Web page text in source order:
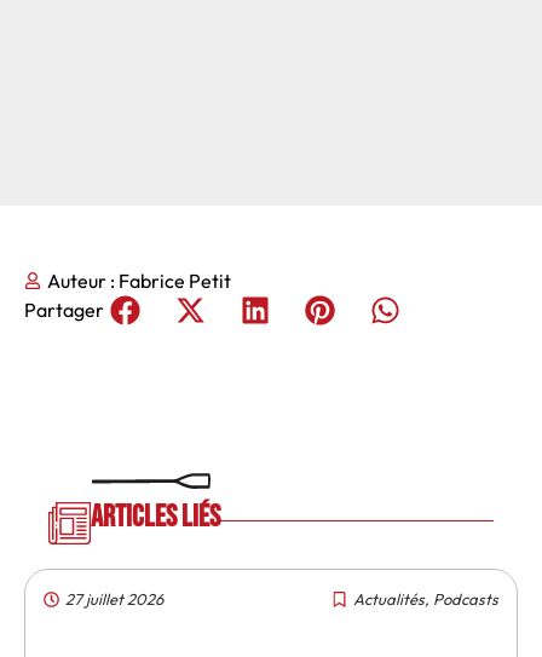
Partager
Auteur : Fabrice Petit
Articles liés
27 juillet 2026 Actualités, Podcasts